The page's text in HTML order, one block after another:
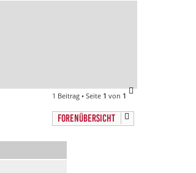
N
1 Beitrag • Seite 1 von 1
FORENÜBERSICHT